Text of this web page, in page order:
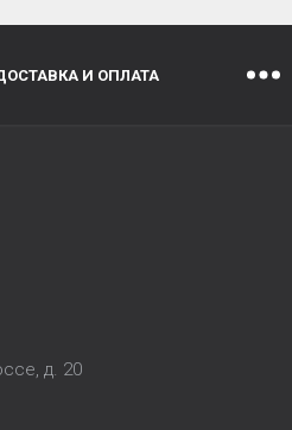
И ОПЛАТА
д. 20